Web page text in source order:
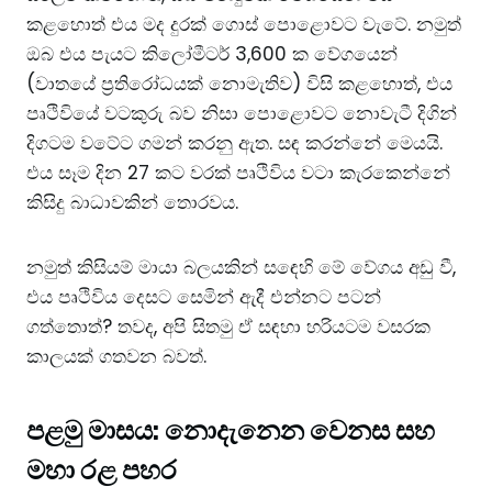
කළහොත් එය මද දුරක් ගොස් පොළොවට වැටේ. නමුත්
ඔබ එය පැයට කිලෝමීටර් 3,600 ක වේගයෙන්
(වාතයේ ප්‍රතිරෝධයක් නොමැතිව) විසි කළහොත්, එය
පෘථිවියේ වටකුරු බව නිසා පොළොවට නොවැටී දිගින්
දිගටම වටේට ගමන් කරනු ඇත. සඳ කරන්නේ මෙයයි.
එය සෑම දින 27 කට වරක් පෘථිවිය වටා කැරකෙන්නේ
කිසිදු බාධාවකින් තොරවය.
නමුත් කිසියම් මායා බලයකින් සඳෙහි මේ වේගය අඩු වී,
එය පෘථිවිය දෙසට සෙමින් ඇදී එන්නට පටන්
ගත්තොත්? තවද, අපි සිතමු ඒ සඳහා හරියටම වසරක
කාලයක් ගතවන බවත්.
පළමු මාසය: නොදැනෙන වෙනස සහ
මහා රළ පහර